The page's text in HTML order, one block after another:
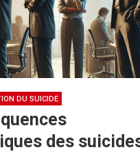
DU SUICIDE
des